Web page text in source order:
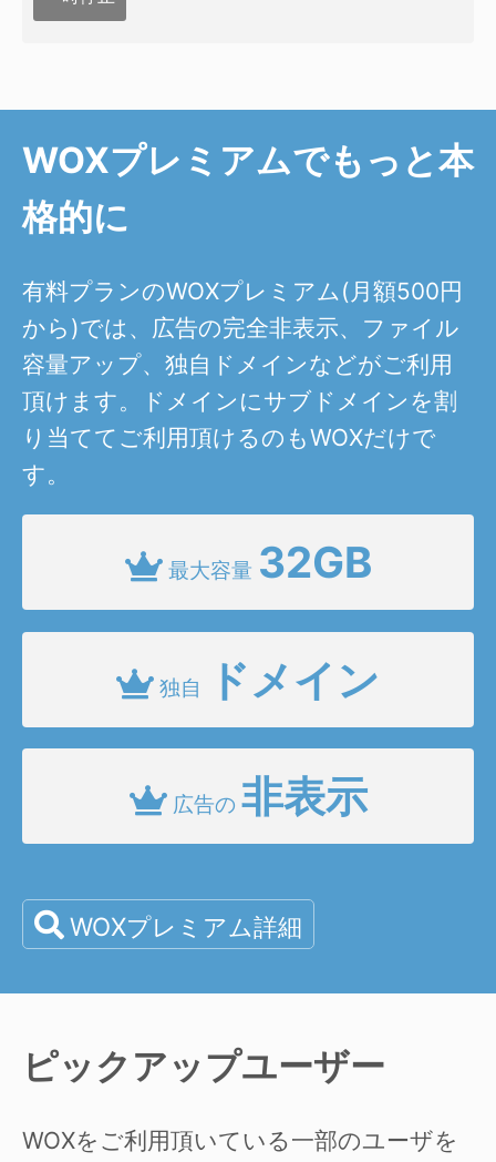
WOXプレミアムでもっと本
格的に
有料プランのWOXプレミアム(月額500円
から)では、広告の完全非表示、ファイル
容量アップ、独自ドメインなどがご利用
頂けます。ドメインにサブドメインを割
り当ててご利用頂けるのもWOXだけで
す。
最大容量 32GB
独自 ドメイン
広告の 非表示
WOXプレミアム詳細
ピックアップユーザー
WOXをご利用頂いている一部のユーザを